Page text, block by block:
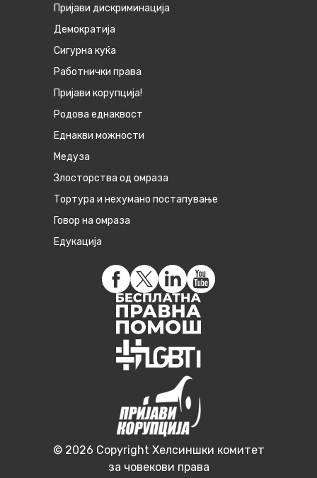
Пријави дискриминација
Демократија
Сигурна куќа
Работнички права
Пријави корупција!
Родова еднаквост
Eднакви можности
Медуза
Злосторства од омраза
Тортура и нехумано постапување
Говор на омраза
Едукација
© 2026 Copyright Хелсиншки комитет
за човекови права